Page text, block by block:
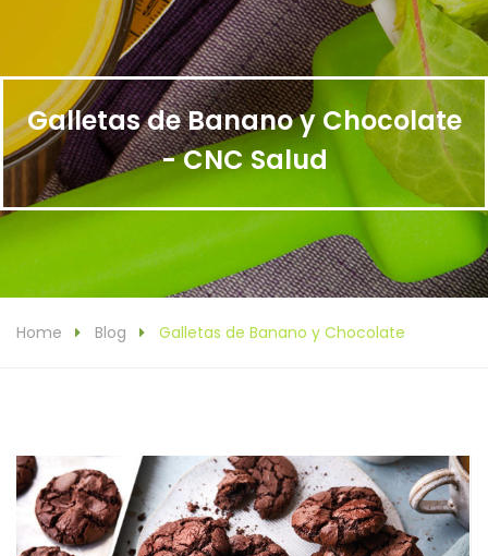
Galletas de Banano y Chocolate
- CNC Salud
Home Blog Galletas de Banano y Chocolate